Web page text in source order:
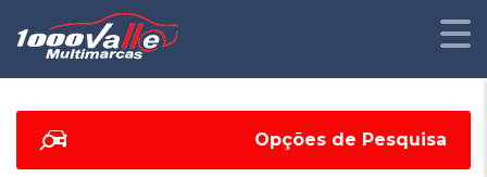
Opções de Pesquisa